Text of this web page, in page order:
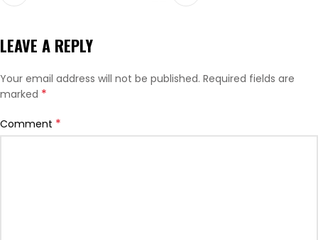
LEAVE A REPLY
Your email address will not be published. Required fields are
marked *
Comment *